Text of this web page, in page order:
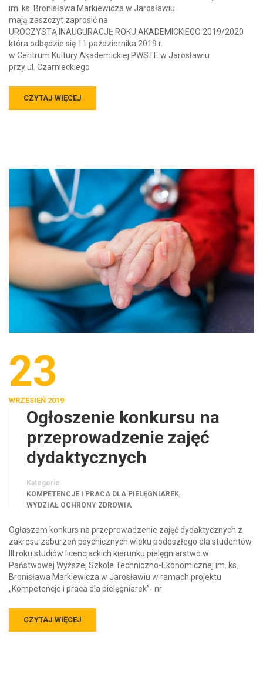
im. ks. Bronisława Markiewicza w Jarosławiu
mają zaszczyt zaprosić na
UROCZYSTĄ INAUGURACJĘ ROKU AKADEMICKIEGO 2019/2020
która odbędzie się 11 października 2019 r.
w Centrum Kultury Akademickiej PWSTE w Jarosławiu
przy ul. Czarnieckiego
CZYTAJ WIĘCEJ
23
WRZESIEŃ 2019
Ogłoszenie konkursu na
przeprowadzenie zajęć
dydaktycznych
Kategorie
KOMPETENCJE I PRACA DLA PIELĘGNIAREK,
WYDZIAŁ OCHRONY ZDROWIA
Ogłaszam konkurs na przeprowadzenie zajęć dydaktycznych z
zakresu zaburzeń psychicznych wieku podeszłego dla studentów
III roku studiów licencjackich kierunku pielęgniarstwo w
Państwowej Wyższej Szkole Techniczno-Ekonomicznej im. ks.
Bronisława Markiewicza w Jarosławiu w ramach projektu
„Kompetencje i praca dla pielęgniarek”- nr
CZYTAJ WIĘCEJ